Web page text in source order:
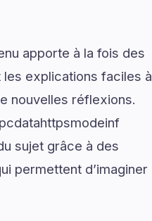
apporte à la fois des
explications faciles à
nouvelles réflexions.
sujet grâce à des
permettent d’imaginer